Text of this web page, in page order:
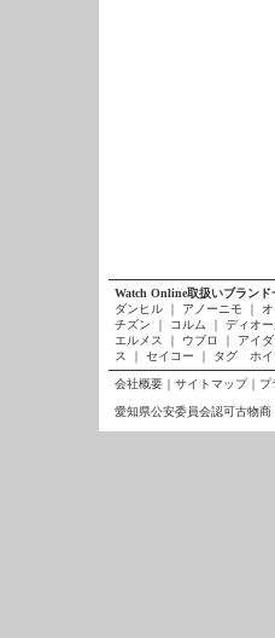
Watch Online取扱いブランド
ダンヒル
｜ アノーニモ ｜
チズン
｜ コルム ｜ ディオ
エルメス
｜ ウブロ ｜ アイ
ス
｜ セイコー ｜ タグ ホイ
会社概要 ｜ サイトマップ｜ プ
愛知県公安委員会認可古物商